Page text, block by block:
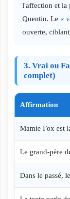
l'affection et la
Quentin. Le «
ouverte,
3. Vrai ou
complet)
Affirmation
Mamie Fox est
Le grand-père
Dans le passé,